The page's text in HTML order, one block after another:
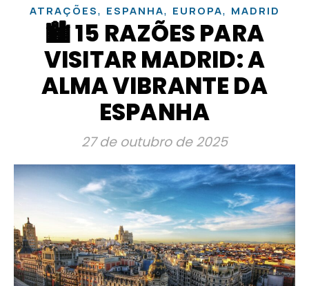
ATRAÇÕES, ESPANHA, EUROPA, MADRID
🏙️ 15 RAZÕES PARA
VISITAR MADRID: A
ALMA VIBRANTE DA
ESPANHA
27 de outubro de 2025